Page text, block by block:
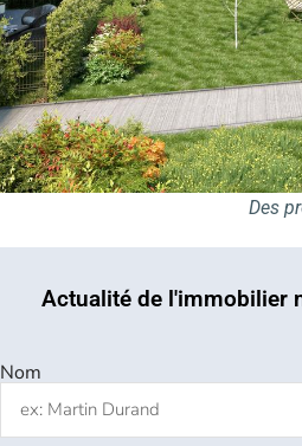
Des
Actualité de l'immobilier
Nom